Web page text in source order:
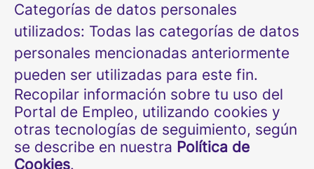
Categorías de datos personales
utilizados: Todas las categorías de datos
personales mencionadas anteriormente
pueden ser utilizadas para este fin.
Recopilar información sobre tu uso del
Portal de Empleo, utilizando cookies y
otras tecnologías de seguimiento, según
se describe en nuestra Política de
Cookies.